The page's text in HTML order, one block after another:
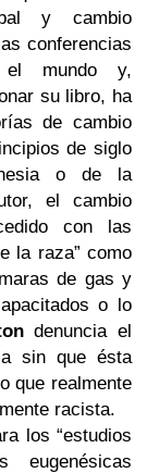
y cambio
conferencias
mundo y,
su libro, ha
de cambio
de siglo
o de la
el cambio
con las
la raza” como
de gas y
o lo
denuncia el
sin que ésta
que realmente
racista.
los “estudios